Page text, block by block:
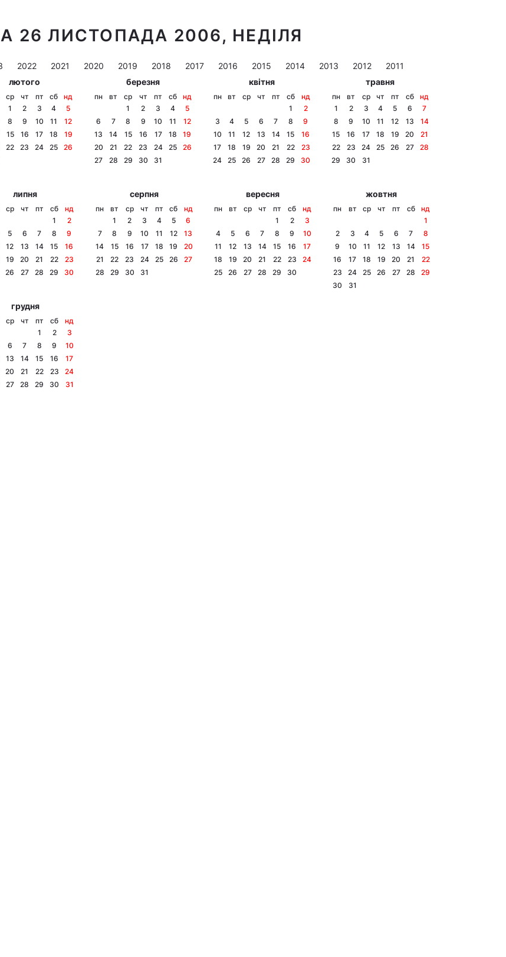
26 ЛИСТОПАДА 2006, НЕДІЛЯ
2022 2021 2020 2019 2018 2017 2016 2015 2014 2013 2012
2011
лютого
ср чт пт сб
нд
1
2 3 4
5
8 9 10 11
12
15 16 17 18
19
22 23 24 25
26
березня
пн вт ср чт пт сб
нд
1
2 3 4
5
6
7 8 9 10 11
12
13
14 15 16 17 18
19
20
21 22 23 24 25
26
27
28 29 30 31
квітня
пн вт ср чт пт сб
нд
1
2
3
4 5 6 7 8
9
10
11 12 13 14 15
16
17
18 19 20 21 22
23
24
25 26 27 28 29 30
травня
пн вт ср чт пт сб
нд
1
2 3 4 5 6
7
8
9 10 11 12 13
14
15
16 17 18 19 20
21
22
23 24 25 26 27
28
29
30 31
липня
ср чт пт сб
нд
1
2
5 6 7 8
9
12 13 14 15
16
19 20 21 22
23
26 27 28 29
30
серпня
пн вт ср чт пт сб
нд
1
2 3 4 5
6
7
8 9 10 11 12
13
14
15 16 17 18 19
20
21
22 23 24 25 26
27
28
29 30 31
вересня
пн вт ср чт пт сб
нд
1
2
3
4
5 6 7 8 9
10
11
12 13 14 15 16
17
18
19 20 21 22 23
24
25
26 27 28 29 30
жовтня
пн вт ср чт пт сб
нд
1
2
3 4 5 6 7
8
9
10 11 12 13 14
15
16
17 18 19 20 21
22
23
24 25 26 27 28
29
30
31
грудня
ср чт пт сб
нд
1
2
3
6 7 8 9
10
13 14 15 16
17
20 21 22 23
24
27 28 29 30 31